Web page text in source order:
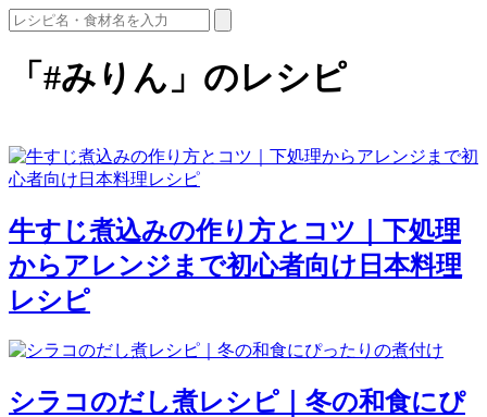
「#みりん」のレシピ
牛すじ煮込みの作り方とコツ｜下処理
からアレンジまで初心者向け日本料理
レシピ
シラコのだし煮レシピ｜冬の和食にぴ